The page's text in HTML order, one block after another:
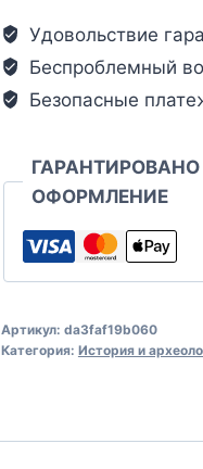
Удовольствие
Беспроблемный
Безопасные
ОФОРМЛЕНИЕ
Артикул: da3faf19b060
Категория: История и